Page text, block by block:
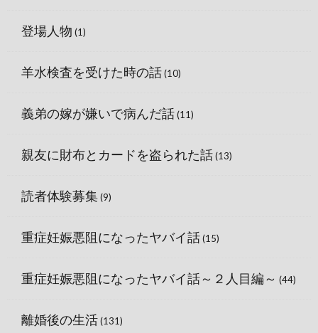
登場人物 (1)
羊水検査を受けた時の話(10)
義弟の嫁が嫌いで病んだ話(11)
親友に財布とカードを盗られた話(13)
読者体験募集(9)
重症妊娠悪阻になったヤバイ話(15)
重症妊娠悪阻になったヤバイ話～２人目編～ (44)
離婚後の生活(131)